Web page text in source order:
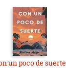
un poco de suerte